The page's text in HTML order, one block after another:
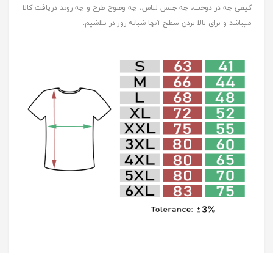
کیفی چه در دوخت، چه جنس لباس، چه وضوح طرح و چه روند دریافت کالا
میباشد و برای بالا بردن سطح آنها شبانه روز در تلاشیم.